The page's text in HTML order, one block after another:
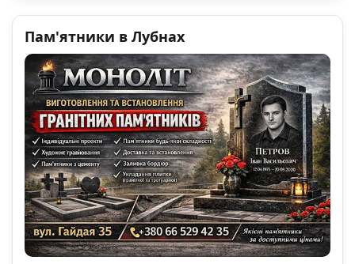
Пам'ятники в Лубнах